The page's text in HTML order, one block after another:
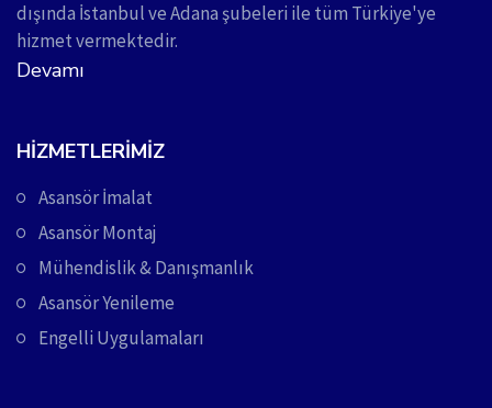
dışında İstanbul ve Adana şubeleri ile tüm Türkiye'ye
hizmet vermektedir.
Devamı
HIZMETLERIMIZ
Asansör İmalat
Asansör Montaj
Mühendislik & Danışmanlık
Asansör Yenileme
Engelli Uygulamaları